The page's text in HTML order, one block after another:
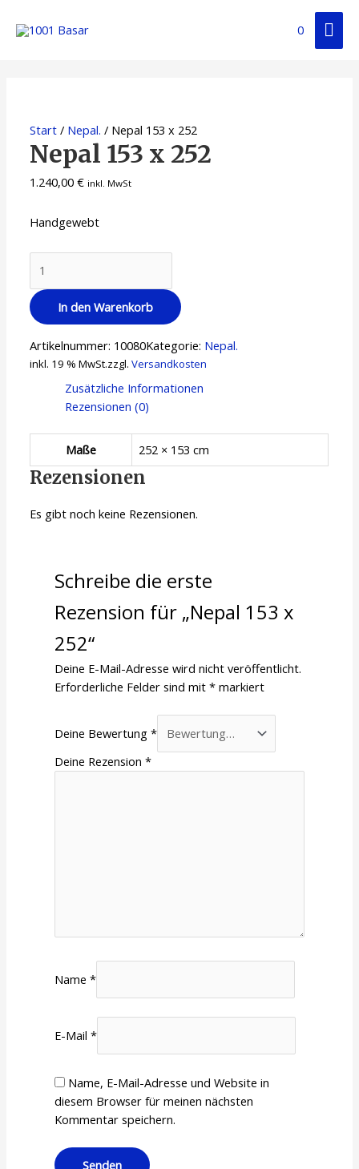
0
Start / Nepal. / Nepal 153 x 252
Nepal 153 x 252
1.240,00€ inkl. MwSt
Handgewebt
In den Warenkorb
Artikelnummer: 10080Kategorie: Nepal.
inkl. 19 % MwSt.zzgl.Versandkosten
Zusätzliche Informationen
Rezensionen (0)
Maße 252 × 153 cm
Rezensionen
Es gibt noch keine Rezensionen.
Schreibe die erste
Rezension für „Nepal 153 x
252“
Deine E-Mail-Adresse wird nicht veröffentlicht.
Erforderliche Felder sind mit* markiert
Deine Bewertung*
Deine Rezension*
Name*
E-Mail*
Name, E-Mail-Adresse und Website in
diesem Browser für meinen nächsten
Kommentar speichern.